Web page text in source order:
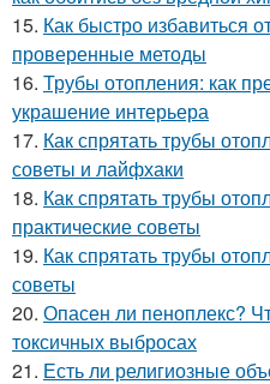
15. Как быстро избавиться
проверенные методы
16. Трубы отопления: как
украшение интерьера
17. Как спрятать трубы
советы и лайфхаки
18. Как спрятать трубы
практические советы
19. Как спрятать трубы
советы
20. Опасен ли пеноплекс?
токсичных выбросах
21. Есть ли религиозные